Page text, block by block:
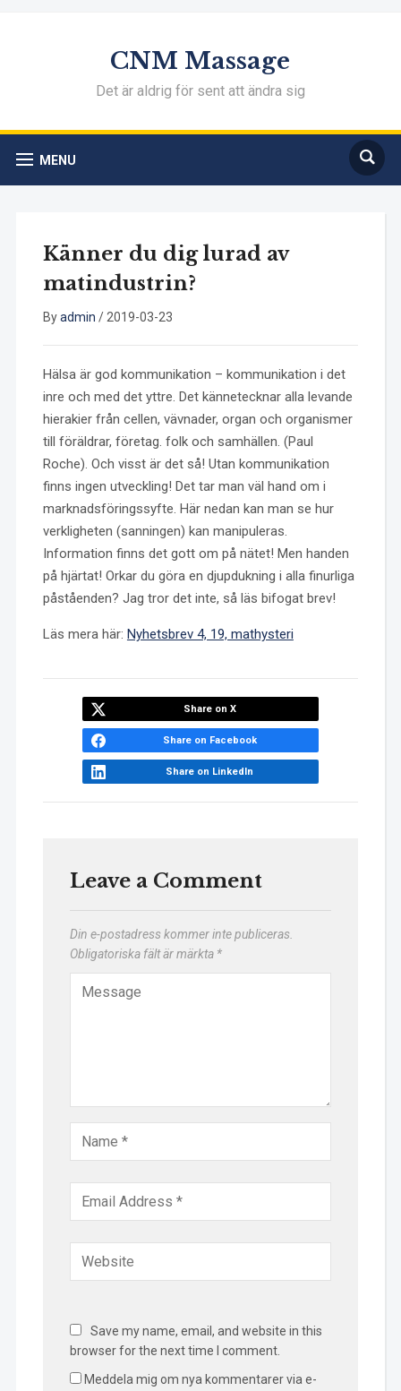
CNM Massage
Det är aldrig för sent att ändra sig
MENU
Känner du dig lurad av
matindustrin?
Byadmin / 2019-03-23
Hälsa är god kommunikation – kommunikation i det
inre och med det yttre. Det kännetecknar alla levande
hierakier från cellen, vävnader, organ och organismer
till föräldrar, företag. folk och samhällen. (Paul
Roche). Och visst är det så! Utan kommunikation
finns ingen utveckling! Det tar man väl hand om i
marknadsföringssyfte. Här nedan kan man se hur
verkligheten (sanningen) kan manipuleras.
Information finns det gott om på nätet! Men handen
på hjärtat! Orkar du göra en djupdukning i alla finurliga
påståenden? Jag tror det inte, så läs bifogat brev!
Läs mera här: Nyhetsbrev 4, 19, mathysteri
Share on X
Share on Facebook
Share on LinkedIn
Leave a Comment
Din e-postadress kommer inte publiceras.
Obligatoriska fält är märkta *
Save my name, email, and website in this
browser for the next time I comment.
Meddela mig om nya kommentarer via e-